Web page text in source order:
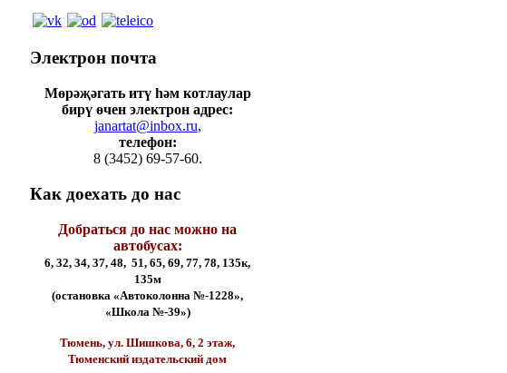
Электрон почта
Мөрәҗәгать итү һәм котлаулар
бирү өчен электрон адрес:
janartat@inbox.ru,
телефон:
8 (3452) 69-57-60.
Как доехать до нас
Добраться до нас можно на
автобусах:
6, 32, 34, 37, 48, 51, 65, 69, 77, 78, 135к,
135м
(остановка «Автоколонна №-1228»,
«Школа №-39»)
Тюмень, ул. Шишкова, 6, 2 этаж,
Тюменский издательский дом